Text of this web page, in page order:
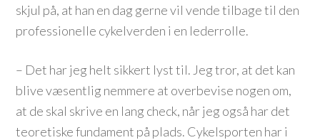
skjul på, at han en dag gerne vil vende tilbage til den
professionelle cykelverden i en lederrolle.
– Det har jeg helt sikkert lyst til. Jeg tror, at det kan
blive væsentlig nemmere at overbevise nogen om,
at de skal skrive en lang check, når jeg også har det
teoretiske fundament på plads. Cykelsporten har i